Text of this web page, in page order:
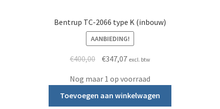
Bentrup TC-2066 type K (inbouw)
AANBIEDING!
€400,00 Oorspronkelijke prijs was: €400,00.
€347,07Huidige prijs is: €347,07.
excl. btw
Nog maar 1 op voorraad
Toevoegen aan winkelwagen